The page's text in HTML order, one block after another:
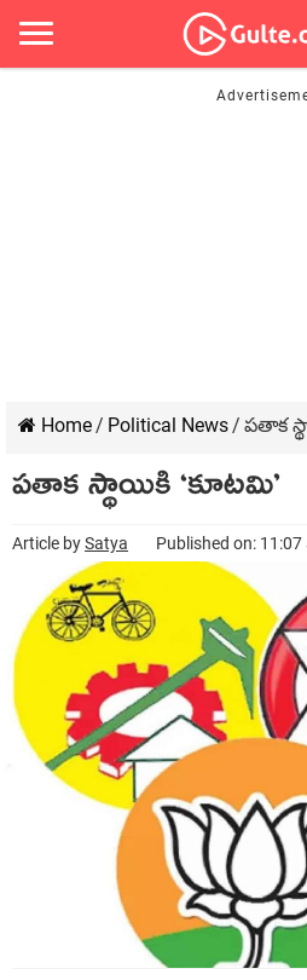
Home/ Political News/ ప‌తాక
ప‌తాక స్థాయికి ‘కూట‌మి’
Article bySatya Published on: